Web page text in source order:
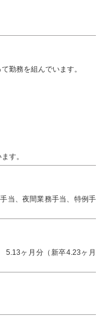
勤務を組んでいます。
す。
当、夜間業務手当、特例手
ヶ月分（新卒4.23ヶ月